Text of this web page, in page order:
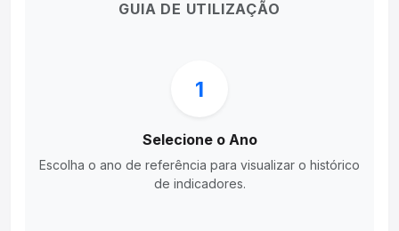
GUIA DE UTILIZAÇÃO
1
Selecione o Ano
Escolha o ano de referência para visualizar o histórico
de indicadores.